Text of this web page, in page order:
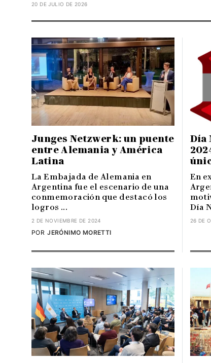
20 DE JULIO DE 2026
Junges Netzwerk: un puente
entre Alemania y América
Latina
La Embajada de Alemania en
Argentina fue el escenario de una
conmemoración que destacó los
logros ...
2 DE NOVIEMBRE DE 2024
JERÓNIMO MORETTI
POR
Día
En
Día
26 DE